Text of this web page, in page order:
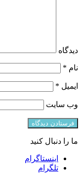
دیدگاه
نام *
ایمیل *
وب‌ سایت
ما را دنبال کنید
اینستاگرام
تلگرام